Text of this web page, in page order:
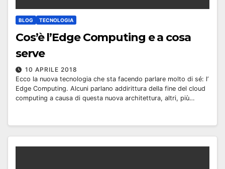
BLOG TECNOLOGIA
Cos’è l’Edge Computing e a cosa
serve
10 APRILE 2018
Ecco la nuova tecnologia che sta facendo parlare molto di sé: l’
Edge Computing. Alcuni parlano addirittura della fine del cloud
computing a causa di questa nuova architettura, altri, più…